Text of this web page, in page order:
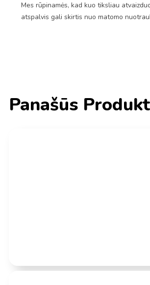
Mes rūpinamės, kad kuo tiksliau
atspalvis gali skirtis nuo matomo
Panašūs